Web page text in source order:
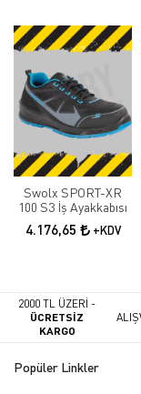
Swolx SPORT-XR
100 S3 İş Ayakkabısı
4.176,65 +KDV
2000 TL ÜZERİ -
ÜCRETSİZ
KARGO
Popüler Linkler